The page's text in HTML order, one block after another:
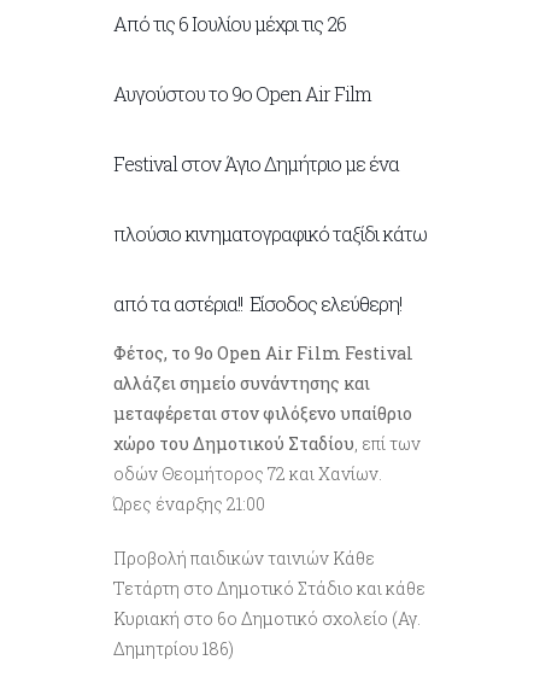
Από τις 6 Ιουλίου μέχρι τις 26
Αυγούστου το 9ο Open Air Film
Festival στον Άγιο Δημήτριο με ένα
πλούσιο κινηματογραφικό ταξίδι κάτω
από τα αστέρια!! Είσοδος ελεύθερη!
Φέτος, το 9ο Open Air Film Festival
αλλάζει σημείο συνάντησης και
μεταφέρεται στον φιλόξενο υπαίθριο
χώρο του Δημοτικού Σταδίου , επί των
οδών Θεομήτορος 72 και Χανίων
Ώρες έναρξης 21:00
Προβολή παιδικών ταινιών Κάθε
Τετάρτη στο Δημοτικό Στάδιο και κάθε
Κυριακή στο 6ο Δημοτικό σχολείο (Αγ.
Δημητρίου 186)